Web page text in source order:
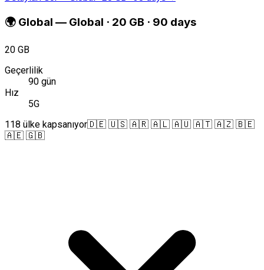
🌍 Global — Global · 20 GB · 90 days
20 GB
Geçerlilik
90 gün
Hız
5G
118 ülke kapsanıyor🇩🇪 🇺🇸 🇦🇷 🇦🇱 🇦🇺 🇦🇹 🇦🇿 🇧🇪
🇦🇪 🇬🇧